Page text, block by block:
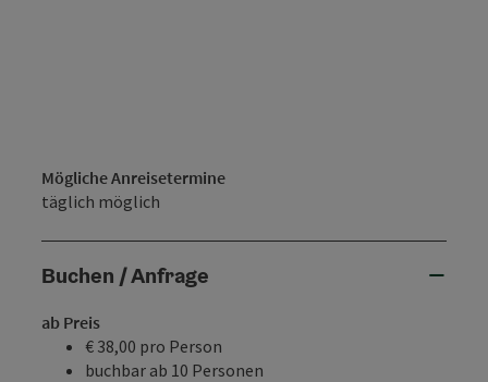
Mögliche Anreisetermine
täglich möglich
Buchen / Anfrage
ab Preis
€ 38,00 pro Person
buchbar ab 10 Personen